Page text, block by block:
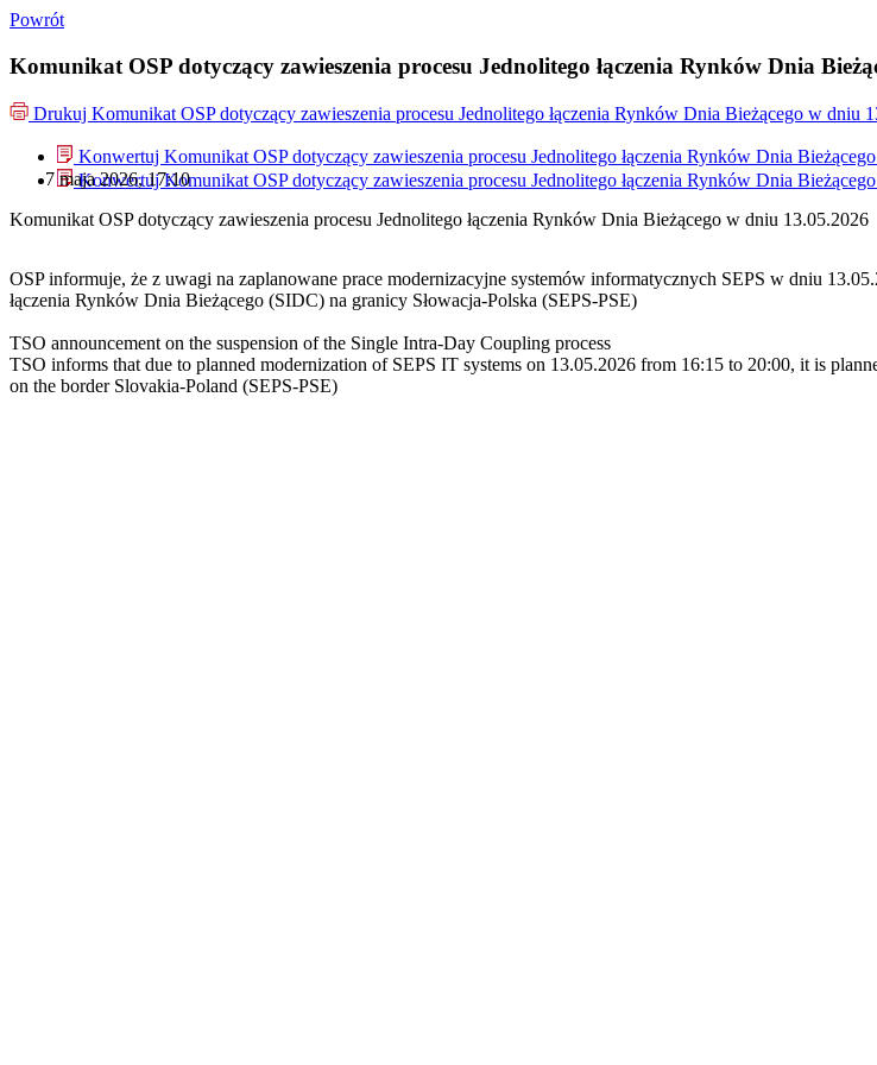
Powrót
Komunikat OSP dotyczący zawieszenia procesu Jednolitego łączenia Rynków Dnia
Drukuj Komunikat OSP dotyczący zawieszenia procesu Jednolitego łączenia Rynków Dnia Bieżącego w dniu
Konwertuj Komunikat OSP dotyczący zawieszenia procesu Jednolitego łączenia Rynków Dnia
Konwertuj Komunikat OSP dotyczący zawieszenia procesu Jednolitego łączenia Rynków Dnia
7 maja 2026, 17:10
Komunikat OSP dotyczący zawieszenia procesu Jednolitego łączenia Rynków Dnia Bieżącego w dniu 13.05.2026
OSP informuje, że z uwagi na zaplanowane prace modernizacyjne systemów informatycznych SEPS w dniu
łączenia Rynków Dnia Bieżącego (SIDC) na granicy Słowacja-Polska (SEPS-PSE)
TSO announcement on the suspension of the Single Intra-Day Coupling process
TSO informs that due to planned modernization of SEPS IT systems on 13.05.2026 from 16:15 to 20:00, it is
on the border Slovakia-Poland (SEPS-PSE)